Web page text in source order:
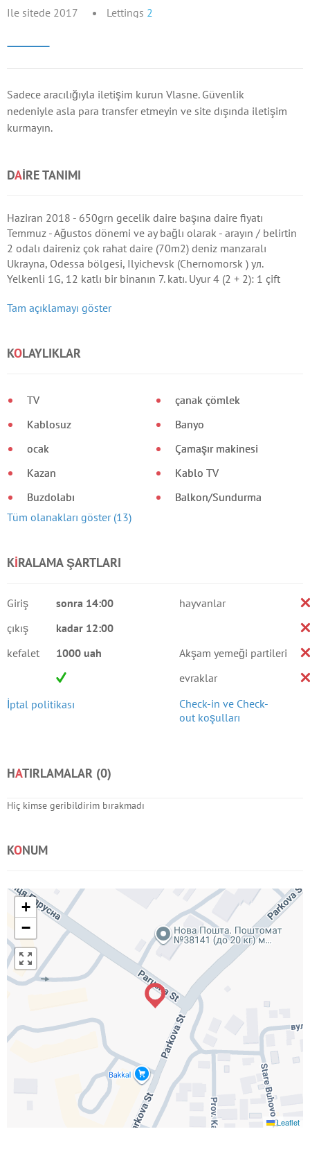
Ile sitede 2017 Lettings 2
Sadece aracılığıyla iletişim kurun Vlasne. Güvenlik
nedeniyle asla para transfer etmeyin ve site dışında iletişim
kurmayın.
DAIRE TANIMI
Haziran 2018 - 650grn gecelik daire başına daire fiyatı
Temmuz - Ağustos dönemi ve ay bağlı olarak - arayın / belirtin
2 odalı daireniz çok rahat daire (70m2) deniz manzaralı
Ukrayna, Odessa bölgesi, Ilyichevsk (Chernomorsk ) ул.
Yelkenli 1G, 12 katlı bir binanın 7. katı. Uyur 4 (2 + 2): 1 çift
Tam açıklamayı göster
KOLAYLIKLAR
TV
Kablosuz
ocak
Kazan
Buzdolabı
çanak çömlek
Banyo
Çamaşır makinesi
Kablo TV
Balkon/Sundurma
Tüm olanakları göster (13)
KIRALAMA ŞARTLARI
Giriş
sonra 14:00
çıkış
kadar 12:00
kefalet
1000 uah
İptal politikası
hayvanlar
Akşam yemeği partileri
evraklar
Check-in ve Check-
out koşulları
HATIRLAMALAR (0)
Hiç kimse geribildirim bırakmadı
KONUM
+
−
Leaflet